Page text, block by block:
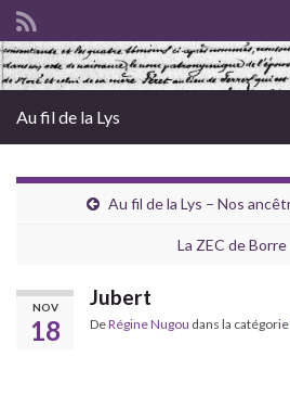
Au fil de la Lys
Au fil de la Lys – Nos
La ZEC de Borre
NOV
18
Jubert
DeRégine Nugou dans la catégorie